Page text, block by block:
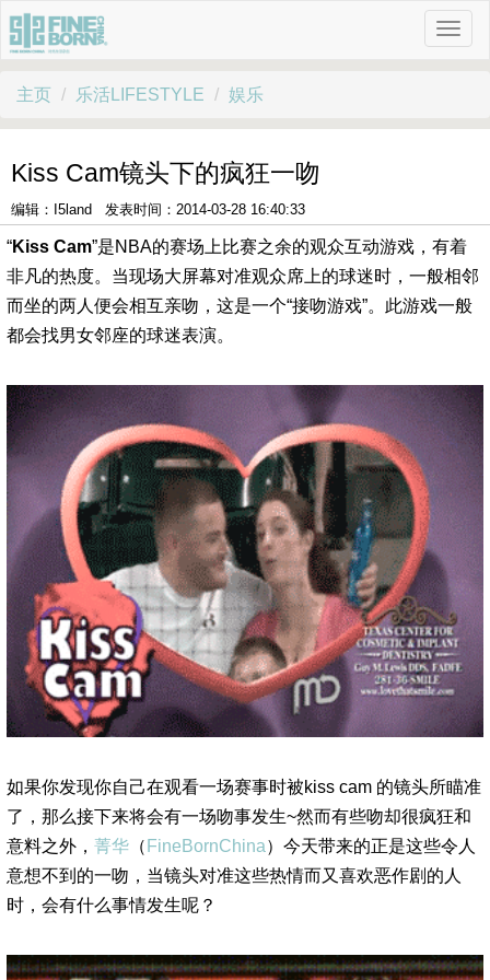
主页 乐活LIFESTYLE 娱乐
Kiss Cam镜头下的疯狂一吻
编辑：I5land 发表时间：2014-03-28 16:40:33
“Kiss Cam”是NBA的赛场上比赛之余的观众互动游戏，有着
非凡的热度。当现场大屏幕对准观众席上的球迷时，一般相邻
而坐的两人便会相互亲吻，这是一个“接吻游戏”。此游戏一般
都会找男女邻座的球迷表演。
如果你发现你自己在观看一场赛事时被kiss cam 的镜头所瞄准
了，那么接下来将会有一场吻事发生~然而有些吻却很疯狂和
意料之外， 菁华 （ FineBornChina）今天带来的正是这些令人
意想不到的一吻，当镜头对准这些热情而又喜欢恶作剧的人
时，会有什么事情发生呢？